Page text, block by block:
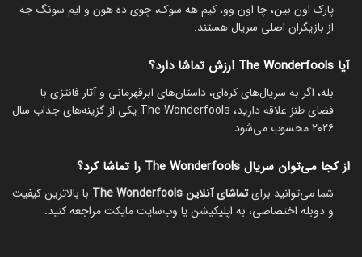
پارک اون بین، چا اون وو، کیم هه سوک، چوی ده هون و ایم سونگ جه
از بازیگران اصلی سریال هستند.
آیا The Wonderfools ارزش تماشا دارد؟
بله، اگر به سریال‌های کره‌ای، داستان‌های ابرقهرمانی و آثار فانتزی با
فضای طنز علاقه دارید، The Wonderfools یکی از گزینه‌های جذاب سال
۲۰۲۶ محسوب می‌شود.
از کجا می‌توان سریال The Wonderfools را تماشا کرد؟
شما می‌توانید برایتماشای آنلاین The Wonderfools
با بالاترین کیفیت
و دوبله اختصاصی، به اپلیکیشن یا وب‌سایت مایکت مراجعه کنید.